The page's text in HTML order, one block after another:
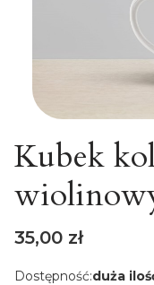
Kubek
Cena
35,00 zł
Dostępność:duża